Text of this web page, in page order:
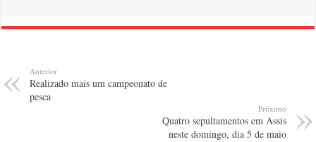
Anterior
Realizado mais um campeonato de
pesca
Próximo
Quatro sepultamentos em Assis
neste domingo, dia 5 de maio